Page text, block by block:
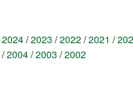
2024 2023 2022 2021
2004 2003 2002